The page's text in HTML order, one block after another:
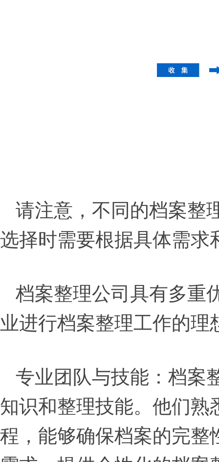
请注意，不同的档案整
选择时需要根据具体需求
档案整理公司具有多重
业进行档案整理工作的
专业团队与技能：档案
知识和整理技能。他们熟
程，能够确保档案的完整